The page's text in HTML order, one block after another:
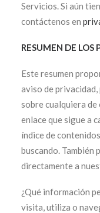
Servicios. Si aún
contáctenos en
RESUMEN DE LOS
Este resumen
aviso de
sobre cualquiera de
enlace que sigue a
índice de
buscando. También
directamente a
¿Qué información
visita, utiliza o